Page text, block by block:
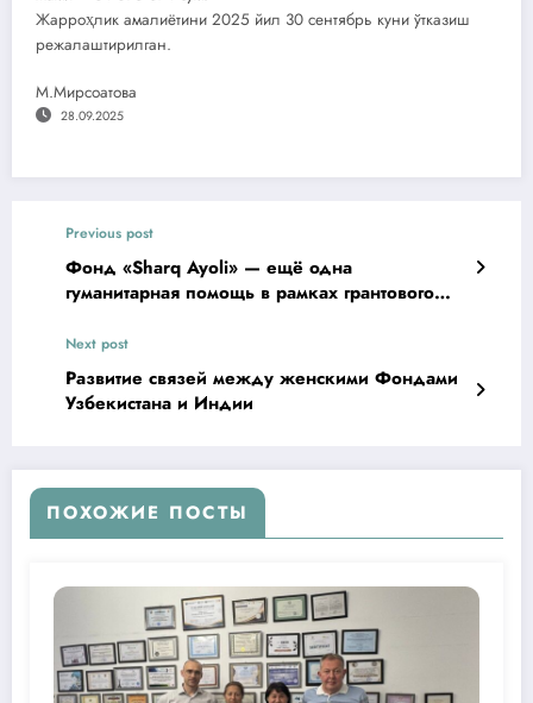
Жарроҳлик амалиётини 2025 йил 30 сентябрь куни ўтказиш
режалаштирилган.
М.Мирсоатова
28.09.2025
Previous post
Фонд «Sharq Ayoli» — ещё одна
гуманитарная помощь в рамках грантового
Next post
Развитие связей между женскими Фондами
Узбекистана и Индии
ПОХОЖИЕ ПОСТЫ